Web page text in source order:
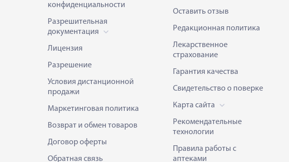
конфиденциальности
Разрешительная
документация
Лицензия
Разрешение
Условия дистанционной
продажи
Маркетинговая политика
Возврат и обмен товаров
Договор оферты
Обратная связь
Оставить отзыв
Редакционная политика
Лекарственное
страхование
Гарантия качества
Свидетельство о поверке
Карта сайта
Рекомендательные
технологии
Правила работы с
аптеками